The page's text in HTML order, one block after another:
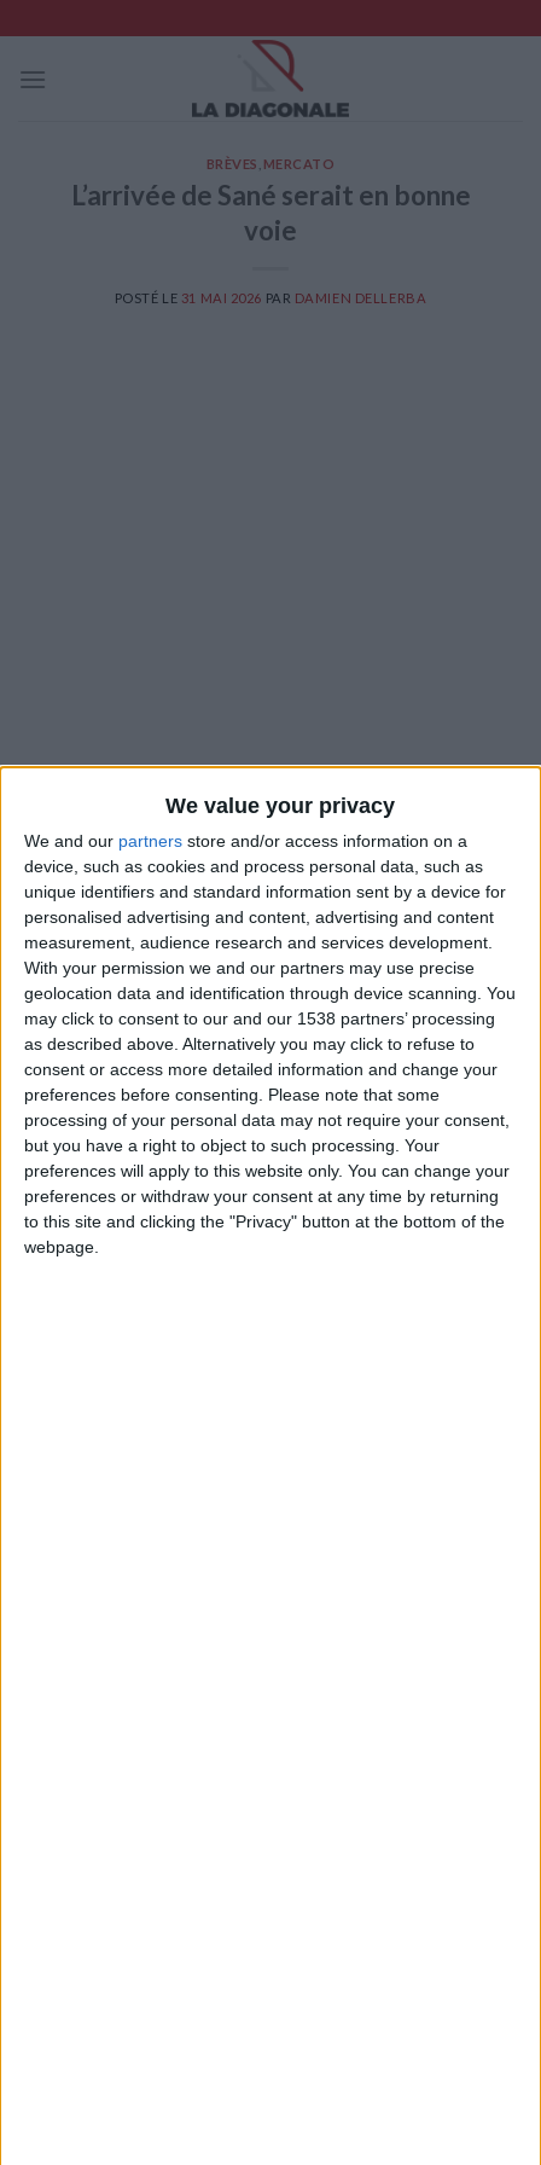
We value your privacy
We and our partners store and/or access information on a
device, such as cookies and process personal data, such as
unique identifiers and standard information sent by a device for
personalised advertising and content, advertising and content
measurement, audience research and services development.
With your permission we and our partners may use precise
geolocation data and identification through device scanning. You
may click to consent to our and our 1538 partners’ processing
as described above. Alternatively you may click to refuse to
consent or access more detailed information and change your
preferences before consenting.
Please note that some
processing of your personal data may not require your consent,
but you have a right to object to such processing. Your
preferences will apply to this website only. You can change your
preferences or withdraw your consent at any time by returning
to this site and clicking the "Privacy" button at the bottom of the
webpage.
to
content
BRÈVES MERCATO
L’arrivée de Sané serait en bonne
voie
POSTÉ LE 31 MAI 2026 PAR DAMIEN DELLERBA
La saison ne s’est terminée qu’il y a quinze jours mais les
dirigeants monégasques sont déjà très agressifs sur le
marché des transferts. Alors que deux dossiers (Nazinho,
Detourbet) ont déjà été conclus et que celui d’Ansu Fati serait
proche de l’être, le club de la Principauté aurait visiblement
aussi très bien avancé sur le transfert de Sadibou Sané.
D’aprèsL’Équipe, un accord serait en passe d’être trouvé pour
le défenseur central du FC Metz, qui pourrait débarquer sur le
Rocher contre un montant de dix millions d’euros, dont trois
millions de bonus. Le quotidien précise également que le
Sénégalais de 21 ans pourrait parapher un contrat jusqu’en